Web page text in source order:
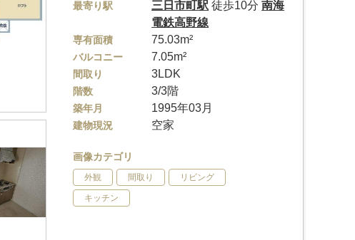
最寄り駅 三日市町駅 徒歩10分南海
電鉄高野線
専有面積 75.03m²
バルコニー 7.05m²
間取り 3LDK
階数 3/3階
築年月 1995年03月
建物現況 空家
画像カテゴリ
外観 間取り リビング
キッチン